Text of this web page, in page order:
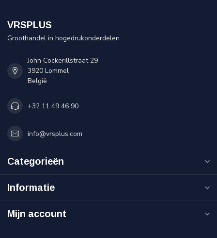
VRSPLUS
Groothandel in hogedrukonderdelen
John Cockerillstraat 29
3920 Lommel
België
+32 11 49 46 90
info@vrsplus.com
Categorieën
Informatie
Mijn account